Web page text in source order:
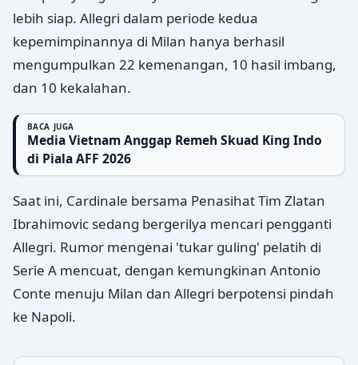
lebih siap. Allegri dalam periode kedua
kepemimpinannya di Milan hanya berhasil
mengumpulkan 22 kemenangan, 10 hasil imbang,
dan 10 kekalahan.
BACA JUGA
Media Vietnam Anggap Remeh Skuad King Indo
di Piala AFF 2026
Saat ini, Cardinale bersama Penasihat Tim Zlatan
Ibrahimovic sedang bergerilya mencari pengganti
Allegri. Rumor mengenai 'tukar guling' pelatih di
Serie A mencuat, dengan kemungkinan Antonio
Conte menuju Milan dan Allegri berpotensi pindah
ke Napoli.